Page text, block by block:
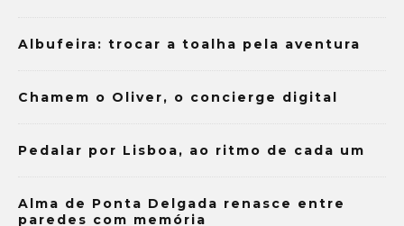
Albufeira: trocar a toalha pela aventura
Chamem o Oliver, o concierge digital
Pedalar por Lisboa, ao ritmo de cada um
Alma de Ponta Delgada renasce entre
paredes com memória